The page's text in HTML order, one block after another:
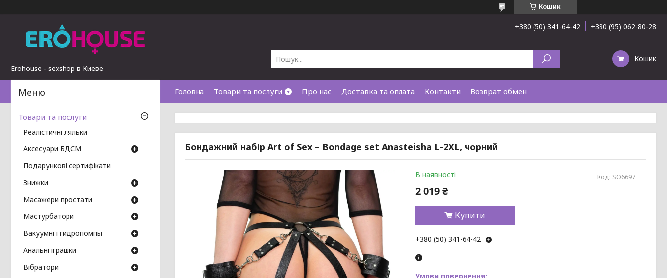
Кошик
Erohouse - sexshop в Киеве
+380 (50) 341-64-42 +380 (95) 062-80-28
Кошик
Головна Товари та послуги Про нас Доставка та оплата Контакти Возврат обмен
Бондажний набір Art of Sex – Bondage set Anasteisha L-2XL, чорний
В наявності Код: SO6697
2 019 ₴
Купити
+380 (50) 341-64-42
Товари та послуги
Реалістичні ляльки
Аксесуари БДСМ
Подарункові сертифікати
Знижки
Масажери простати
Мастурбатори
Вакуумні і гидропомпы
Анальні іграшки
Вібратори